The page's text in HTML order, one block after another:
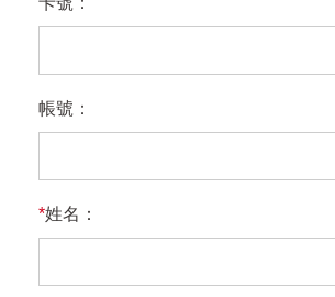
帳號：
*姓名：